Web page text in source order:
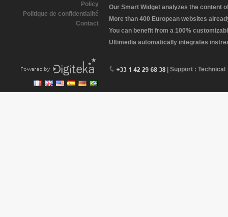
Policy
Politique de confidentialité
Contact
Our Smart Widget analyzes the content
More than 400 European websites
You can benefit from a 100%
Ultimedia automatically integrates
| Support : Technical